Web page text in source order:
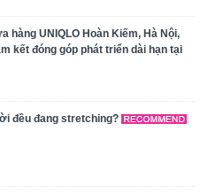
hàng UNIQLO Hoàn Kiếm, Hà Nội,
kết đóng góp phát triển dài hạn tại
đều đang stretching?